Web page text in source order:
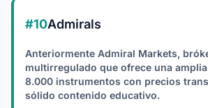
#10Admirals
Anteriormente Admiral Markets,
multirregulado que ofrece una
8.000 instrumentos con precios
sólido contenido educativo.